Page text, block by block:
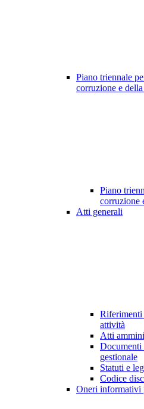
Piano triennale
corruzione e della
Piano
corruzione
Atti generali
Riferimenti
attività
Atti
Documenti
gestionale
Statuti e
Codice
Oneri informativi